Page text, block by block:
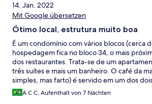
14. Jan. 2022
Mit Google übersetzen
Ótimo local, estrutura muito boa
É um condomínio com vários blocos (cerca
hospedagem fica no bloco 34, o mais
dos restaurantes. Trata-se de um
três suítes e mais um banheiro. O café da
simples, mas farto) é servido em um dos
condomínio, que também oferecem almoço
o dia. Existe espaço com food trucks que
A C C, Aufenthalt von 7 Nächten